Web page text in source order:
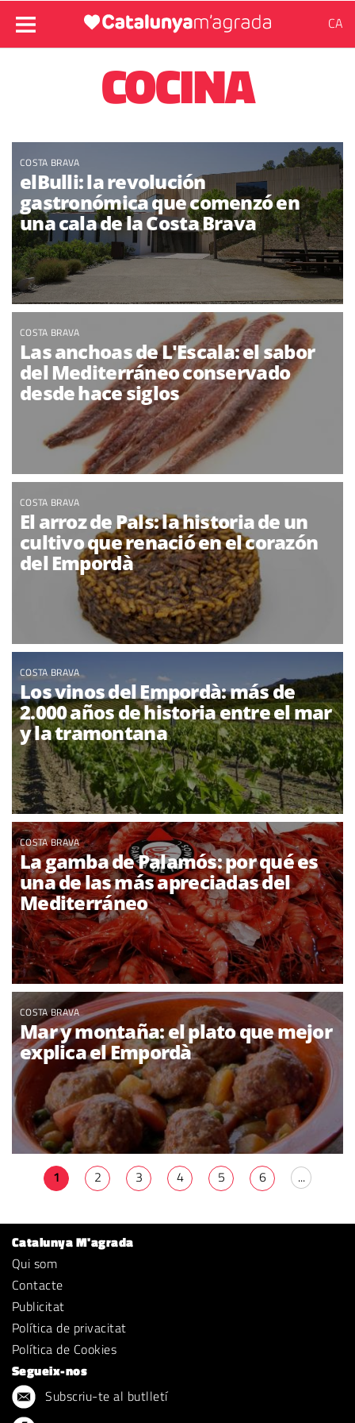
CA
COCINA
COSTA BRAVA
elBulli: la revolución
gastronómica que comenzó en
una cala de la Costa Brava
COSTA BRAVA
Las anchoas de L'Escala: el sabor
del Mediterráneo conservado
desde hace siglos
COSTA BRAVA
El arroz de Pals: la historia de un
cultivo que renació en el corazón
del Empordà
COSTA BRAVA
Los vinos del Empordà: más de
2.000 años de historia entre el mar
y la tramontana
COSTA BRAVA
La gamba de Palamós: por qué es
una de las más apreciadas del
Mediterráneo
COSTA BRAVA
Mar y montaña: el plato que mejor
explica el Empordà
1 2 3 4 5 6 ...
Catalunya M'agrada
Qui som
Contacte
Publicitat
Política de privacitat
Política de Cookies
Segueix-nos
Subscriu-te al butlletí